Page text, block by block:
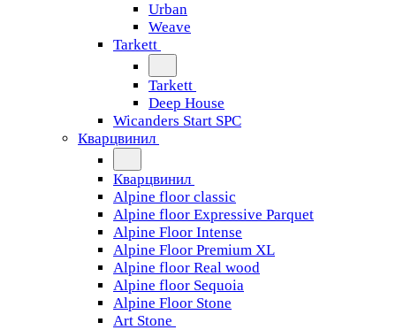
Urban
Weave
Tarkett
Tarkett
Deep House
Wicanders Start SPC
Кварцвинил
Кварцвинил
Alpine floor classic
Alpine floor Expressive Parquet
Alpine Floor Intense
Alpine Floor Premium XL
Alpine floor Real wood
Alpine floor Sequoia
Alpine Floor Stone
Art Stone